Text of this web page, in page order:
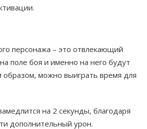
персонажа – это отвлекающий
поле боя и именно на него будут
образом, можно выиграть время для
на 2 секунды, благодаря
дополнительный урон.